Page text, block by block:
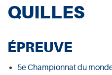
QUILLES
ÉPREUVE
5e Championnat du